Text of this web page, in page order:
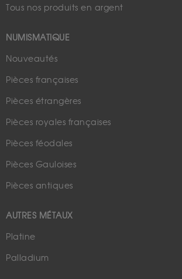
Tous nos produits en argent
NUMISMATIQUE
Nouveautés
Pièces françaises
Pièces étrangères
Pièces royales françaises
Pièces féodales
Pièces Gauloises
Pièces antiques
AUTRES MÉTAUX
Platine
Palladium